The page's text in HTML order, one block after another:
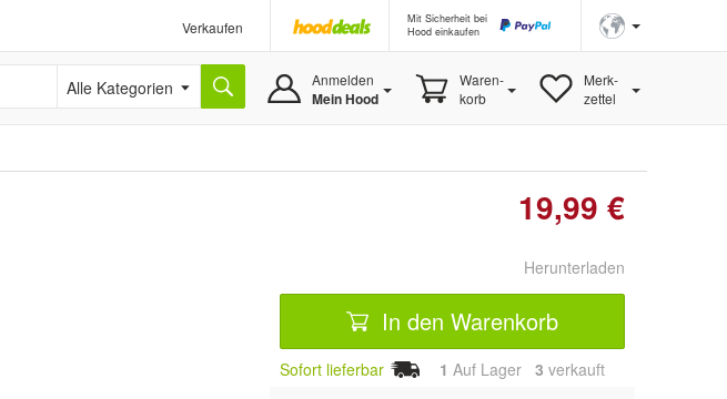
Verkaufen
Mit Sicherheit bei
Hood einkaufen
Alle Kategorien Anmelden
Mein Hood
Waren-
korb
Merk-
zettel
19,99 €
Herunterladen
In den Warenkorb
Sofort lieferbar 1 Auf Lager 3 verkauft